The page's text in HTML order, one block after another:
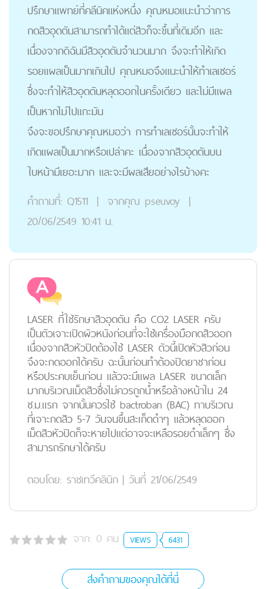
ปรึกษาแพทย์ที่คลีนิคแห่งหนึ่ง คุณหมอแนะนำว่าการ
กดสิวอุดตันสามารถทำได้แต่สิวก็จะขึ้นที่เดิมอีก และ
เนื่องจากดิฉันมีสิวอุดตันจำนวนมาก จึงจะทำให้เกิด
รอยแผลเป็นมากเกินไป คุณหมอจึงแนะนำให้ทำเลเซอร์
ซึ่งจะทำให้สิวอุดตันหลุดออกในครั้งเดียว และไม่มีแผล
เป็นหากไม่ไปแกะมัน
จึงจะขอปรึกษาคุณหมอว่า การทำเลเซอร์นั้นจะทำให้
เกิดแผลเป็นมากหรือเปล่าคะ เนื่องจากสิวอุดตันบน
ใบหน้ามีเยอะมาก และจะมีผลเสียอย่างไรบ้างคะ
คำถามที่: Q1511 | จากคุณ pseuvoy |
20/06/2549 10:41 น.
LASER ที่ใช้รักษาสิวอุดตัน คือ CO2 LASER ครับ
เป็นตัวเจาะเปิดผิวหนังก่อนที่จะใช้เครื่องมือกดสิวออก
เนื่องจากสิวหัวปิดต้องใช้ LASER ตัวนี้เปิดหัวสิวก่อน
จึงจะกดออกได้ครับ ฉะนั้นก่อนทำต้องปิดยาชาก่อน
หรือประคบเย็นก่อน แล้วจะมีแผล LASER ขนาดเล็ก
มากบริเวณเม็ดสิวซึ่งไม่ควรถูกน้ำหรือล้างหน้าใน 24
ช.ม.แรก จากนั้นควรใช้ bactroban (BAC) ทาบริเวณ
ที่เจาะกดสิว 5-7 วันจนขึ้นสะเก็ดดำๆ แล้วหลุดออก
เม็ดสิวหัวปิดก็จะหายไปแต่อาจจะเหลือรอยดำเล็กๆ ซึ่ง
สามารถรักษาได้ครับ
ตอบโดย: ราชเทวีคลินิก | วันที่ 21/06/2549
จาก: 0 คน VIEWS 6431
ส่งคำถามของคุณได้ที่นี่